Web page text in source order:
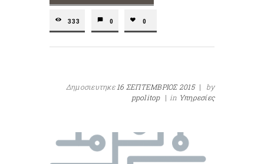
333 0 0
Δημοσιευτηκε 16 ΣΕΠΤΕΜΒΡΙΟΣ 2015 |
by
ppolitop | in Υπηρεσίες